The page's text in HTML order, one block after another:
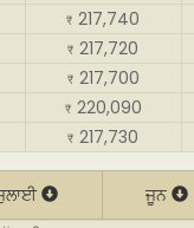
₹ 217,740
₹ 217,720
₹ 217,700
₹ 220,090
₹ 217,730
ਜੂਨ